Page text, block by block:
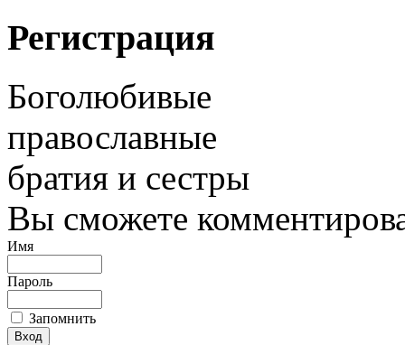
Регистрация
Боголюбивые
православные
братия и сестры
Вы сможете
Имя
Пароль
Запомнить